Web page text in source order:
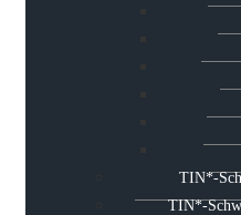
TIN*-
TIN*-